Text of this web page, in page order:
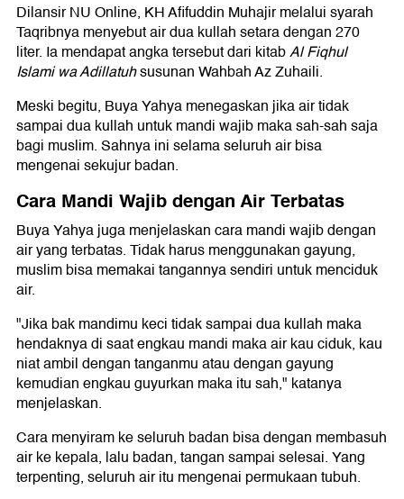
Dilansir NU Online, KH Afifuddin Muhajir melalui syarah
Taqribnya menyebut air dua kullah setara dengan 270
liter. Ia mendapat angka tersebut dari kitabAl Fiqhul
Islami wa Adillatuhsusunan Wahbah Az Zuhaili.
Meski begitu, Buya Yahya menegaskan jika air tidak
sampai dua kullah untuk mandi wajib maka sah-sah saja
bagi muslim. Sahnya ini selama seluruh air bisa
mengenai sekujur badan.
Cara Mandi Wajib dengan Air Terbatas
Buya Yahya juga menjelaskan cara mandi wajib dengan
air yang terbatas. Tidak harus menggunakan gayung,
muslim bisa memakai tangannya sendiri untuk menciduk
air.
"Jika bak mandimu keci tidak sampai dua kullah maka
hendaknya di saat engkau mandi maka air kau ciduk, kau
niat ambil dengan tanganmu atau dengan gayung
kemudian engkau guyurkan maka itu sah," katanya
menjelaskan.
Cara menyiram ke seluruh badan bisa dengan membasuh
air ke kepala, lalu badan, tangan sampai selesai. Yang
terpenting, seluruh air itu mengenai permukaan tubuh.